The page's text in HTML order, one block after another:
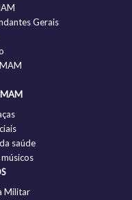
Gerais
saúde
Militar